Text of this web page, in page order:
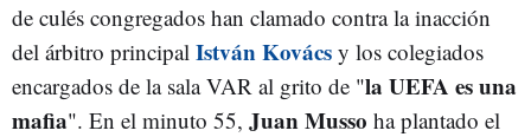
de culés congregados han clamado contra la inacción
del árbitro principal István Kovács y los colegiados
encargados de la sala VAR al grito de "la UEFA es una
mafia". En el minuto 55, Juan Musso ha plantado el